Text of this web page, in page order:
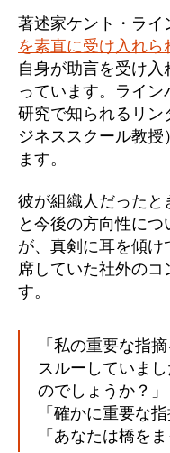
著述家ケント・ライ
を素直に受け入れら
自身が助言を受け
っています。ライ
研究で知られるリ
ジネススクール教
ます。
彼が組織人だったと
と今後の方向性に
が、真剣に耳を傾け
席していた社外の
す。
「私の重要な指
スルーしていま
のでしょうか？」
「確かに重要な
「あなたは橋を